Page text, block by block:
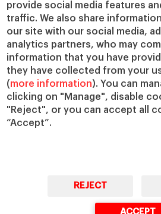
provide social media features
traffic. We also share
our site with our social media,
analytics partners, who may
information that you have
they have collected from your
(more information). You can
clicking on "Manage", disable
"Reject", or you can accept all
“Accept”.
REJECT
ACCEPT
IESE Publishing
IESE
Jobs
© Copyright, 2026. IESE Business School |